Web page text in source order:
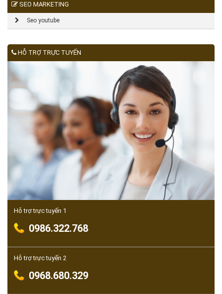
SEO MARKETING
Seo youtube
HỖ TRỢ TRỰC TUYẾN
Hỗ trợ trực tuyến 1
0986.322.768
Hỗ trợ trực tuyến 2
0968.680.329